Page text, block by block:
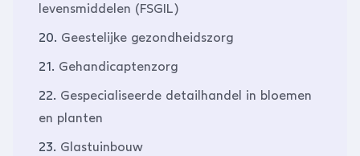
levensmiddelen (FSGIL)
20. Geestelijke gezondheidszorg
21. Gehandicaptenzorg
22. Gespecialiseerde detailhandel in bloemen
en planten
23. Glastuinbouw